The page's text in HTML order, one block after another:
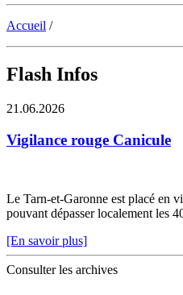
Accueil /
Flash Infos
21.06.2026
Vigilance rouge Canicule
Le Tarn-et-Garonne est placé en
pouvant dépasser localement les
[En savoir plus]
Consulter les archives